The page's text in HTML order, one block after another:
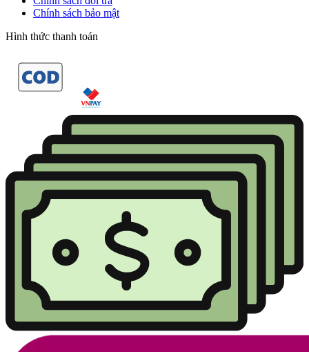
Chính sách bảo mật
Hình thức thanh toán